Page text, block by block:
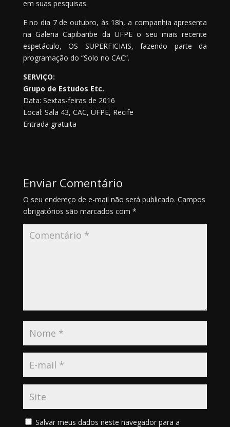
em suas pesquisas.
E no dia 7 de outubro, às 18h, a companhia apresenta
na Galeria Capibaribe da UFPE o seu mais recente
espetáculo, OS SUPERFICIAIS, fazendo parte da
programação do “Solo no CAC”.
SERVIÇO:
Grupo de Estudos Etc.
Data: Sextas-feiras de 2016
Local: Sala 43, CAC, UFPE, Recife
Entrada gratuita
Enviar Comentário
O seu endereço de e-mail não será publicado. Campos
obrigatórios são marcados com *
Salvar meus dados neste navegador para a